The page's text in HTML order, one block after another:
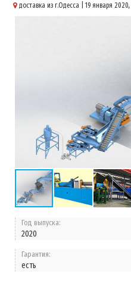
доставка из г.Одесса | 19 января 2020,
Год выпуска:
2020
Гарантия:
есть